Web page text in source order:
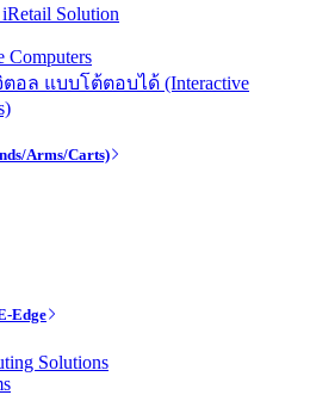
Solution
Computers
ล แบบโต้ตอบได้ (Interactive
Arms/Carts)
Edge
Solutions